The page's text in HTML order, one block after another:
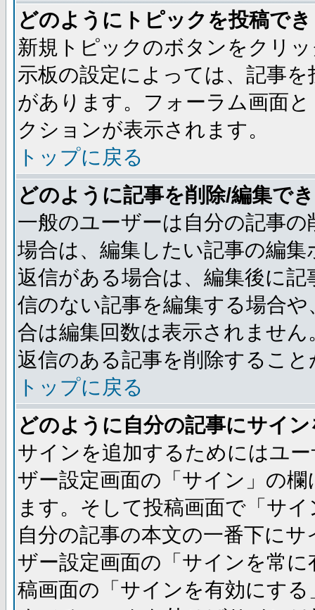
どのようにトピックを投稿で
新規トピックのボタンをクリ
示板の設定によっては、記事
があります。フォーラム画面
クションが表示されます。
トップに戻る
どのように記事を削除/編集で
一般のユーザーは自分の記事
場合は、編集したい記事の編
返信がある場合は、編集後に
信のない記事を編集する場合
合は編集回数は表示されませ
返信のある記事を削除するこ
トップに戻る
どのように自分の記事にサイ
サインを追加するためにはユ
ザー設定画面の「サイン」の
ます。そして投稿画面で「サ
自分の記事の本文の一番下に
ザー設定画面の「サインを常
稿画面の「サインを有効にす